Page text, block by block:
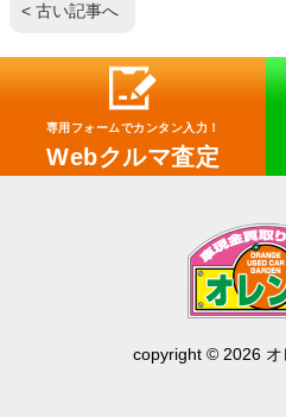
< 古い記事へ
専用フォームでカンタン入力！
Webクルマ査定
copyright © 2026 オ